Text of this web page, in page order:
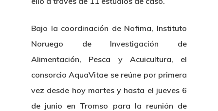
Bajo la coordinación de Nofima, Instituto
Noruego de Investigación de
Alimentación, Pesca y Acuicultura, el
consorcio AquaVitae se reúne por primera
vez desde hoy martes y hasta el jueves 6
de junio en Tromso para la reunión de